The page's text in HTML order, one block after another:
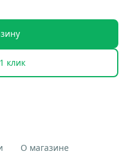
клик
О магазине